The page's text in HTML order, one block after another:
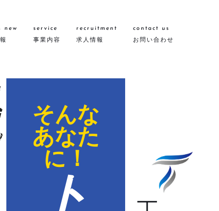
new
service
事業内容
recruitment
求人情報
contact us
お問い合わせ
そんな
あなた
に！
ト